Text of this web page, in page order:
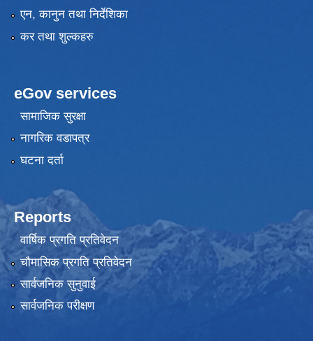
एन, कानुन तथा निर्देशिका
कर तथा शुल्कहरु
eGov services
सामाजिक सुरक्षा
नागरिक वडापत्र
घटना दर्ता
Reports
वार्षिक प्रगति प्रतिवेदन
चौमासिक प्रगति प्रतिवेदन
सार्वजनिक सुनुवाई
सार्वजनिक परीक्षण